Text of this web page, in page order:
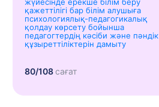
қажеттілігі бар білім алушыға
психологиялық-педагогикалық
қолдау көрсету бойынша
педагогтердің кәсіби және пәндік
құзыреттіліктерін дамыту
80/108сағат